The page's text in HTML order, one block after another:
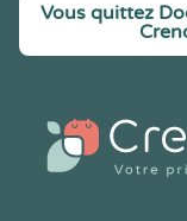
Vous quittez